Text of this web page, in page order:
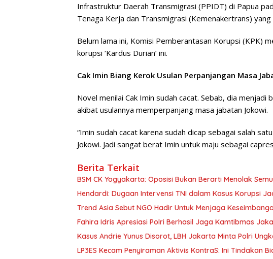
Infrastruktur Daerah Transmigrasi (PPIDT) di Papua
Tenaga Kerja dan Transmigrasi (Kemenakertrans) yang
Belum lama ini, Komisi Pemberantasan Korupsi (KPK)
korupsi ‘Kardus Durian’ ini.
Cak Imin Biang Kerok Usulan Perpanjangan Masa
Novel menilai Cak Imin sudah cacat. Sebab, dia
akibat usulannya memperpanjang masa jabatan Jokowi.
“Imin sudah cacat karena sudah dicap sebagai salah
Jokowi. Jadi sangat berat Imin untuk maju sebagai
Berita Terkait
BSM CK Yogyakarta: Oposisi Bukan Berarti Menolak
Hendardi: Dugaan Intervensi TNI dalam Kasus Korupsi
Trend Asia Sebut NGO Hadir Untuk Menjaga
Fahira Idris Apresiasi Polri Berhasil Jaga Kamtibmas
Kasus Andrie Yunus Disorot, LBH Jakarta Minta Polri
LP3ES Kecam Penyiraman Aktivis KontraS: Ini Tindakan